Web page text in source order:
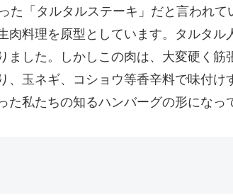
「タルタルステーキ」だと言われて
料理を原型としています。タルタル
した。しかしこの肉は、大変硬く筋
玉ネギ、コショウ等香辛料で味付け
私たちの知るハンバーグの形になっ